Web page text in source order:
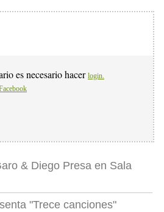
es necesario hacer login.
& Diego Presa en Sala
"Trece canciones"